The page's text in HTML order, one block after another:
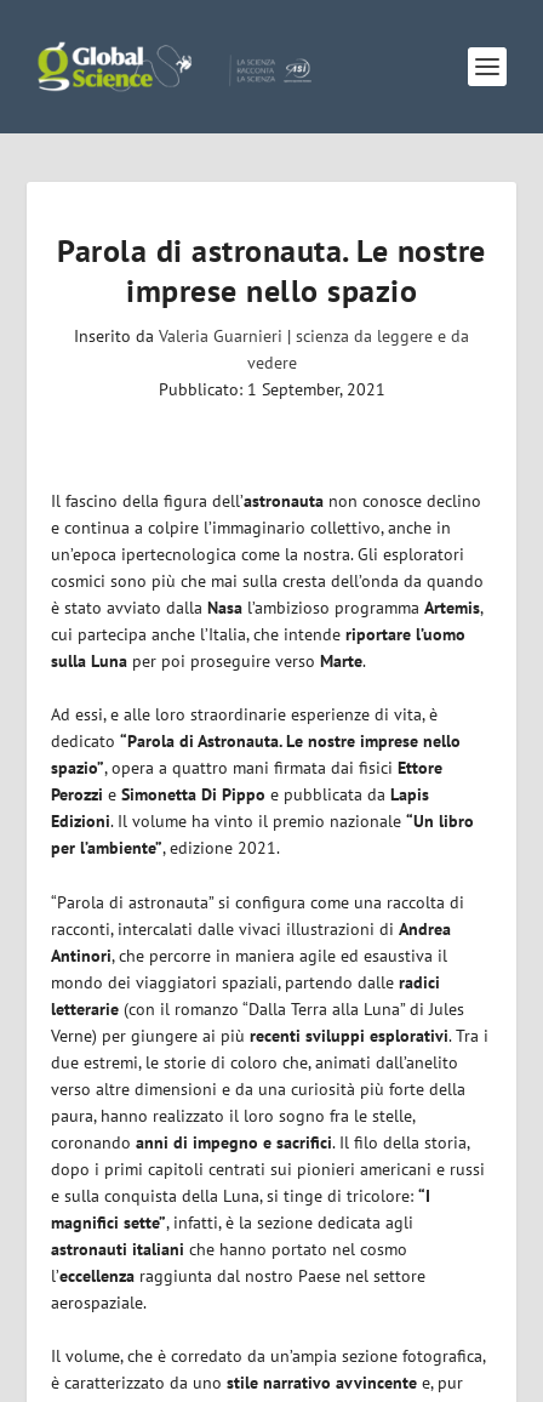
Parola di astronauta. Le nostre
imprese nello spazio
Inserito da Valeria Guarnieri | scienza da leggere e da
vedere
Pubblicato: 1 September, 2021
Il fascino della figura dell’astronauta non conosce declino
e continua a colpire l’immaginario collettivo, anche in
un’epoca ipertecnologica come la nostra. Gli esploratori
cosmici sono più che mai sulla cresta dell’onda da quando
è stato avviato dallaNasa l’ambizioso programmaArtemis,
cui partecipa anche l’Italia, che intenderiportare l’uomo
sulla Luna per poi proseguire versoMarte.
Ad essi, e alle loro straordinarie esperienze di vita, è
dedicato“Parola di Astronauta. Le nostre imprese nello
spazio”, opera a quattro mani firmata dai fisiciEttore
Perozzi eSimonetta Di Pippo e pubblicata daLapis
Edizioni. Il volume ha vinto il premio nazionale“Un libro
per l’ambiente”, edizione 2021.
“Parola di astronauta” si configura come una raccolta di
racconti, intercalati dalle vivaci illustrazioni diAndrea
Antinori, che percorre in maniera agile ed esaustiva il
mondo dei viaggiatori spaziali, partendo dalleradici
letterarie (con il romanzo “Dalla Terra alla Luna” di Jules
Verne) per giungere ai piùrecenti sviluppi esplorativi. Tra i
due estremi, le storie di coloro che, animati dall’anelito
verso altre dimensioni e da una curiosità più forte della
paura, hanno realizzato il loro sogno fra le stelle,
coronandoanni di impegno e sacrifici. Il filo della storia,
dopo i primi capitoli centrati sui pionieri americani e russi
e sulla conquista della Luna, si tinge di tricolore:“I
magnifici sette”, infatti, è la sezione dedicata agli
astronauti italiani che hanno portato nel cosmo
l’eccellenza raggiunta dal nostro Paese nel settore
aerospaziale.
Il volume, che è corredato da un’ampia sezione fotografica,
è caratterizzato da unostile narrativo avvincente e, pur